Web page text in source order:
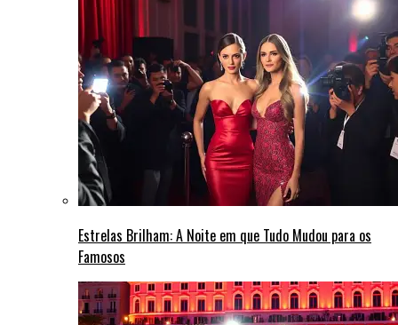
Estrelas Brilham: A Noite em que Tudo Mudou para os
Famosos